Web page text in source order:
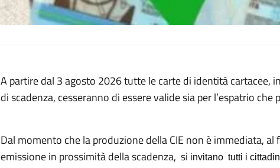
Descrizione
A partire dal 3 agosto 2026 tutte le carte di identità cartacee,
di scadenza, cesseranno di essere valide sia per l’espatrio
Dal momento che la produzione della CIE non è immediata,
emissione in prossimità della scadenza, si invitano tutti i